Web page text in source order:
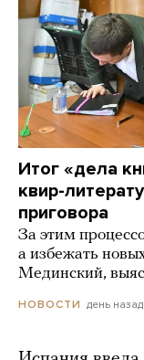
Итог «дела
квир-
приговора
За этим
а избежать
Мединский,
НОВОСТИ день назад